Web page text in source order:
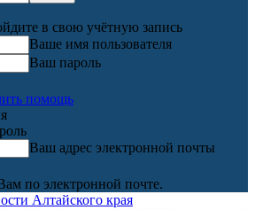
в свою учётную запись
Ваше имя пользователя
Ваш пароль
помощь
Ваш адрес электронной почты
по электронной почте.
Алтайского края